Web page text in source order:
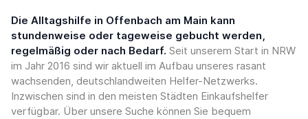
Die Alltagshilfe in Offenbach am Main kann
stundenweise oder tageweise gebucht werden,
regelmäßig oder nach Bedarf. Seit unserem Start in NRW
im Jahr 2016 sind wir aktuell im Aufbau unseres rasant
wachsenden, deutschlandweiten Helfer-Netzwerks.
Inzwischen sind in den meisten Städten Einkaufshelfer
verfügbar. Über unsere Suche können Sie bequem